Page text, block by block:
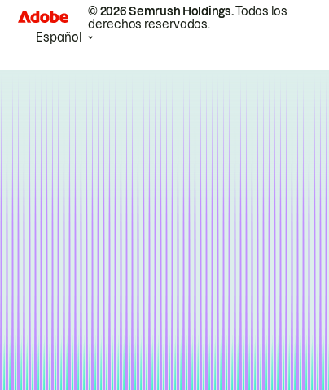
© 2026 Semrush Holdings.Todos los
derechos reservados.
Español